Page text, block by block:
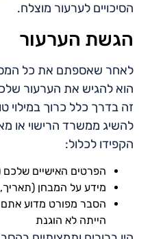
הסיכויים לערעור מוצלח.
הגשת הערעור
לאחר שאספתם את כל
הוא להגיש את הערעור
זה בדרך כלל כרוך במילוי
להשיג ממשרד הרישוי או
הקפידו לכלול:
הפרטים האישיים
מידע על המבחן
הסבר מפורט מדוע
הייתה לא הוגנת